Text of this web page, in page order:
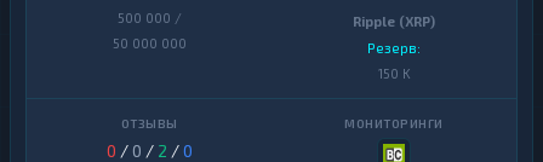
500 000 /
50 000 000
Ripple (XRP)
Резерв:
150 K
0 / 0 / 2 /0